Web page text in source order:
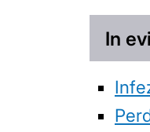
In